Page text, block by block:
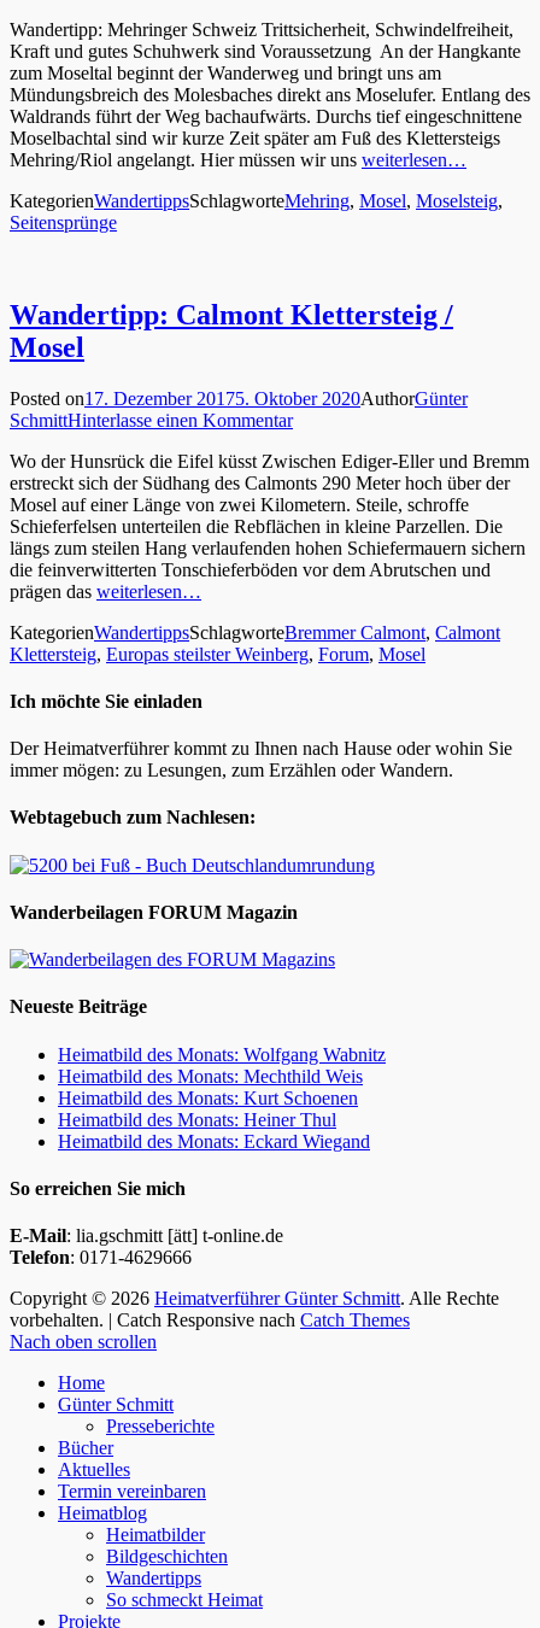
Wandertipp: Mehringer Schweiz Trittsicherheit, Schwindelfreiheit,
Kraft und gutes Schuhwerk sind Voraussetzung An der Hangkante
zum Moseltal beginnt der Wanderweg und bringt uns am
Mündungsbreich des Molesbaches direkt ans Moselufer. Entlang des
Waldrands führt der Weg bachaufwärts. Durchs tief eingeschnittene
Moselbachtal sind wir kurze Zeit später am Fuß des Klettersteigs
Mehring/Riol angelangt. Hier müssen wir uns weiterlesen…
KategorienWandertippsSchlagworteMehring, Mosel, Moselsteig,
Seitensprünge
Wandertipp: Calmont Klettersteig /
Mosel
Posted on17. Dezember 20175. Oktober 2020AuthorGünter
SchmittHinterlasse einen Kommentar
Wo der Hunsrück die Eifel küsst Zwischen Ediger-Eller und Bremm
erstreckt sich der Südhang des Calmonts 290 Meter hoch über der
Mosel auf einer Länge von zwei Kilometern. Steile, schroffe
Schieferfelsen unterteilen die Rebflächen in kleine Parzellen. Die
längs zum steilen Hang verlaufenden hohen Schiefermauern sichern
die feinverwitterten Tonschieferböden vor dem Abrutschen und
prägen das weiterlesen…
KategorienWandertippsSchlagworteBremmer Calmont, Calmont
Klettersteig, Europas steilster Weinberg, Forum, Mosel
Ich möchte Sie einladen
Der Heimatverführer kommt zu Ihnen nach Hause oder wohin Sie
immer mögen: zu Lesungen, zum Erzählen oder Wandern.
Webtagebuch zum Nachlesen:
Wanderbeilagen FORUM Magazin
Neueste Beiträge
Heimatbild des Monats: Wolfgang Wabnitz
Heimatbild des Monats: Mechthild Weis
Heimatbild des Monats: Kurt Schoenen
Heimatbild des Monats: Heiner Thul
Heimatbild des Monats: Eckard Wiegand
So erreichen Sie mich
E-Mail: lia.gschmitt [ätt] t-online.de
Telefon: 0171-4629666
Copyright © 2026 Heimatverführer Günter Schmitt. Alle Rechte
vorbehalten. | Catch Responsive nach Catch Themes
Nach oben scrollen
Home
Günter Schmitt
Presseberichte
Bücher
Aktuelles
Termin vereinbaren
Heimatblog
Heimatbilder
Bildgeschichten
Wandertipps
So schmeckt Heimat
Projekte